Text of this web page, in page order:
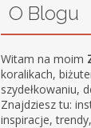
O Blogu
Witam na moim
koralikach,
szydełkowaniu,
Znajdziesz tu:
inspiracje,